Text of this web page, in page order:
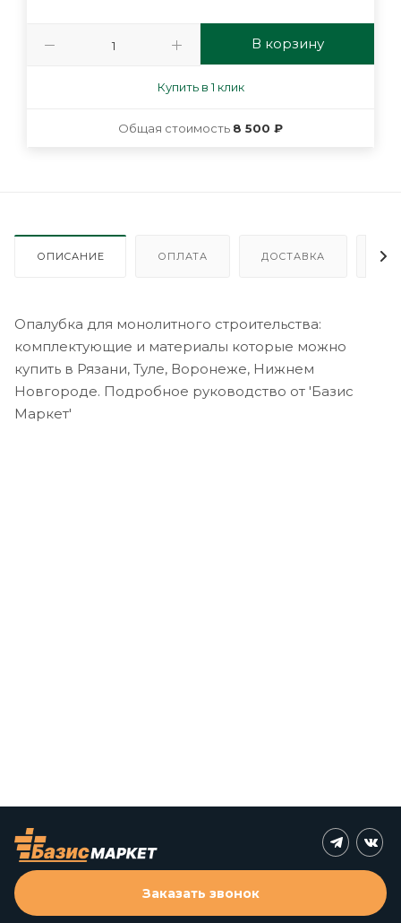
В корзину
Купить в 1 клик
Общая стоимость 8 500 ₽
ОПИСАНИЕ ОПЛАТА ДОСТАВКА
Опалубка для монолитного строительства:
комплектующие и материалы которые можно
купить в Рязани, Туле, Воронеже, Нижнем
Новгороде. Подробное руководство от 'Базис
Маркет'
Заказать звонок